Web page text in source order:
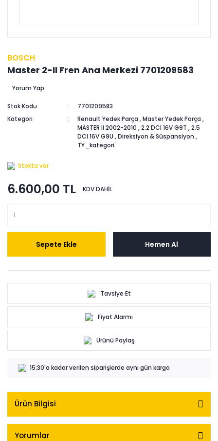
BOSCH
Master 2-II Fren Ana Merkezi 7701209583
Yorum Yap
Stok Kodu
7701209583
Kategori
Renault Yedek Parça ,Master Yedek Parça ,
MASTER II 2002-2010 ,2.2 DCI 16V G9T ,2.5
DCI 16V G9U ,Direksiyon & Süspansiyon ,
TY_kategori
Stokta var
6.600,00 TL KDV DAHİL
Sepete Ekle Hemen Al
Tavsiye Et
Fiyat Alarmı
Ürünü Paylaş
15:30'a kadar verilen siparişlerde aynı gün kargo
Ürün Bilgisi
Yorumlar